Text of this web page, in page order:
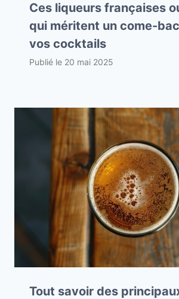
Ces liqueurs françaises
qui méritent un come-
vos cocktails
Publié le 20 mai 2025
Tout savoir des